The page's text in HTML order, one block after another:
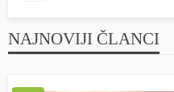
NAJNOVIJI ČLANCI